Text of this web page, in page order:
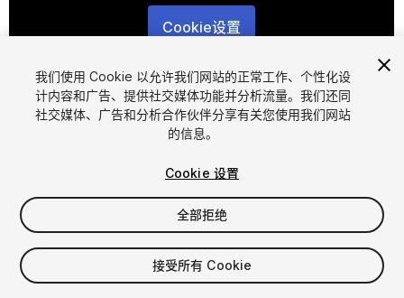
Cookie设置
1/10
$25
增值税将在结算时计算
我们使用 Cookie 以允许我们网站的正常工作、个性化设
计内容和广告、提供社交媒体功能并分析流量。我们还同
社交媒体、广告和分析合作伙伴分享有关您使用我们网站
的信息。
Cookie 设置
全部拒绝
接受所有 Cookie